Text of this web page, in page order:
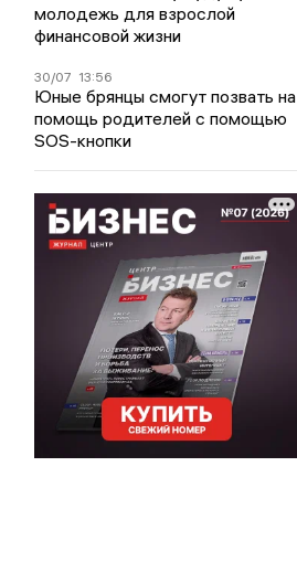
молодежь для взрослой
финансовой жизни
30/07 13:56
Юные брянцы смогут позвать на
помощь родителей с помощью
SOS-кнопки